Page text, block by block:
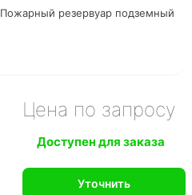
Пожарный резервуар подземный
Цена по запросу
Доступен для заказа
Уточнить